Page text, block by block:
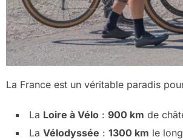
La France est un véritable paradis
La Loire à Vélo : 900 km de
La Vélodyssée : 1300 km le